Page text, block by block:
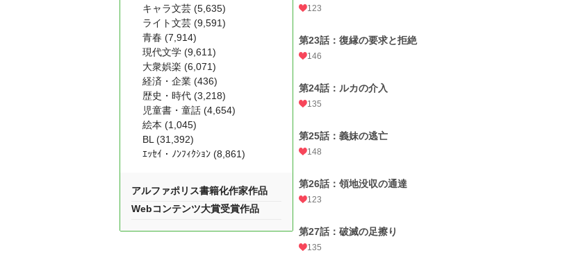
123
第23話：復縁の要求と拒絶
146
第24話：ルカの介入
135
第25話：義妹の逃亡
148
第26話：領地没収の通達
123
第27話：破滅の足擦り
135
キャラ文芸 (5,635)
ライト文芸 (9,591)
青春 (7,914)
現代文学 (9,611)
大衆娯楽 (6,071)
経済・企業 (436)
歴史・時代 (3,218)
児童書・童話 (4,654)
絵本 (1,045)
BL (31,392)
ｴｯｾｲ・ﾉﾝﾌｨｸｼｮﾝ (8,861)
アルファポリス書籍化作家作品
Webコンテンツ大賞受賞作品